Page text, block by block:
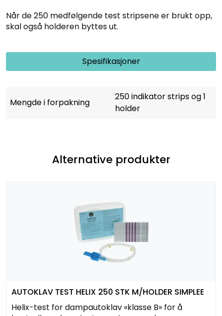
Når de 250 medfølgende test stripsene er brukt opp,
skal også holderen byttes ut.
Spesifikasjoner
Mengde i forpakning
250 indikator strips og 1
holder
Alternative produkter
AUTOKLAV TEST HELIX 250 STK M/HOLDER SIMPLEE
Helix-test for dampautoklav «klasse B» for å